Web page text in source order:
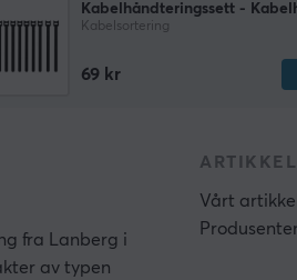
Kabelhåndteringssett -
Kabelsortering
69 kr
fra Lanberg i
av typen
Vårt